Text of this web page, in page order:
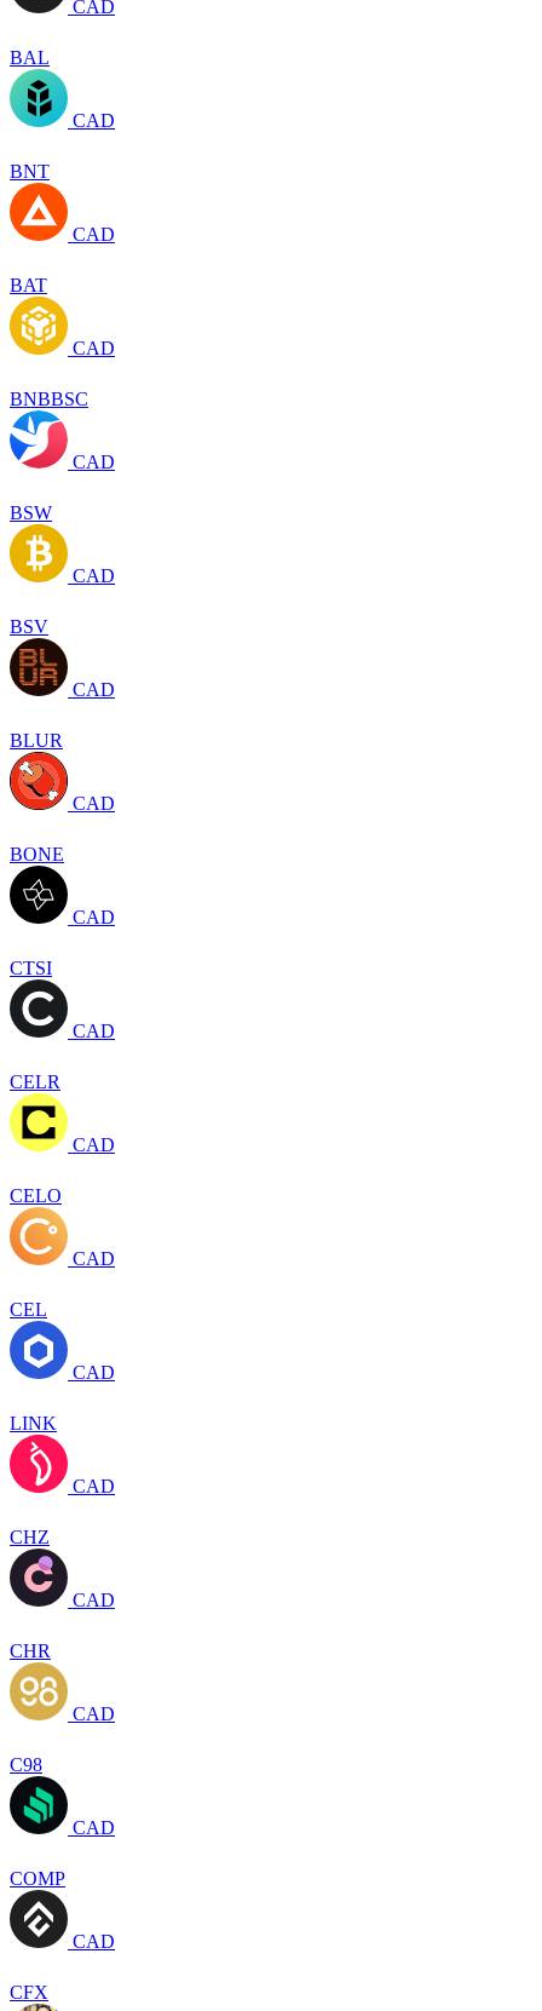
CAD
BAL
CAD
BNT
CAD
BAT
CAD
BNBBSC
CAD
BSW
CAD
BSV
CAD
BLUR
CAD
BONE
CAD
CTSI
CAD
CELR
CAD
CELO
CAD
CEL
CAD
LINK
CAD
CHZ
CAD
CHR
CAD
C98
CAD
COMP
CAD
CFX